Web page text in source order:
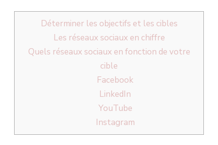
Déterminer les objectifs et les cibles
Les réseaux sociaux en chiffre
Quels réseaux sociaux en fonction de votre
cible
Facebook
LinkedIn
YouTube
Instagram